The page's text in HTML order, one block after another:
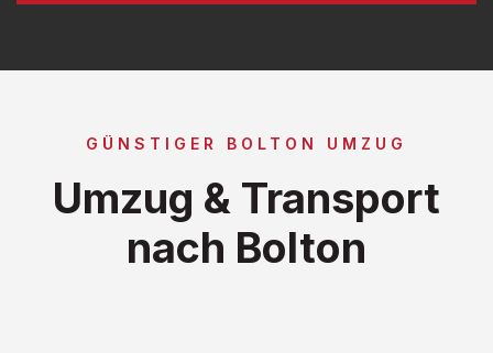
GÜNSTIGER BOLTON UMZUG
Umzug & Transport
nach Bolton